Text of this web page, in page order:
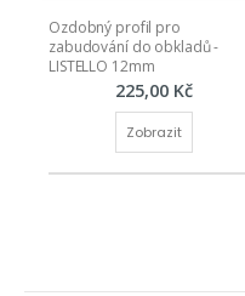
Ozdobný profil pro
zabudování do obkladů -
LISTELLO 12mm
225,00 Kč
Zobrazit